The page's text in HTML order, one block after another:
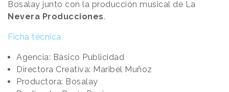
Bosalay junto con la producción musical de La
Nevera Producciones.
Ficha técnica
Agencia: Básico Publicidad
Directora Creativa: Maribel Muñoz
Productora: Bosalay